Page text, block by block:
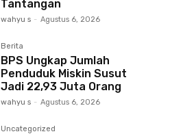
Tantangan
wahyu s - Agustus 6, 2026
Berita
BPS Ungkap Jumlah
Penduduk Miskin Susut
Jadi 22,93 Juta Orang
wahyu s - Agustus 6, 2026
Uncategorized